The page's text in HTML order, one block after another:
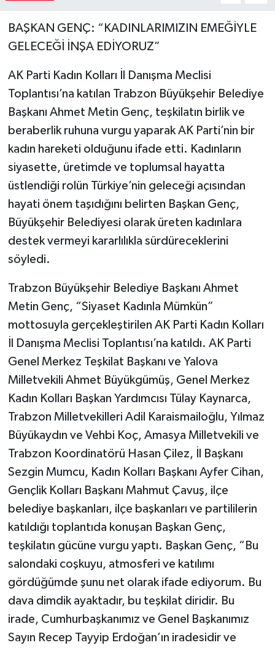
BAŞKAN GENÇ: “KADINLARIMIZIN EMEĞİYLE
GELECEĞİ İNŞA EDİYORUZ”
AK Parti Kadın Kolları İl Danışma Meclisi
Toplantısı’na katılan Trabzon Büyükşehir Belediye
Başkanı Ahmet Metin Genç, teşkilatın birlik ve
beraberlik ruhuna vurgu yaparak AK Parti’nin bir
kadın hareketi olduğunu ifade etti. Kadınların
siyasette, üretimde ve toplumsal hayatta
üstlendiği rolün Türkiye’nin geleceği açısından
hayati önem taşıdığını belirten Başkan Genç,
Büyükşehir Belediyesi olarak üreten kadınlara
destek vermeyi kararlılıkla sürdüreceklerini
söyledi.
Trabzon Büyükşehir Belediye Başkanı Ahmet
Metin Genç, “Siyaset Kadınla Mümkün”
mottosuyla gerçekleştirilen AK Parti Kadın Kolları
İl Danışma Meclisi Toplantısı’na katıldı. AK Parti
Genel Merkez Teşkilat Başkanı ve Yalova
Milletvekili Ahmet Büyükgümüş, Genel Merkez
Kadın Kolları Başkan Yardımcısı Tülay Kaynarca,
Trabzon Milletvekilleri Adil Karaismailoğlu, Yılmaz
Büyükaydın ve Vehbi Koç, Amasya Milletvekili ve
Trabzon Koordinatörü Hasan Çilez, İl Başkanı
Sezgin Mumcu, Kadın Kolları Başkanı Ayfer Cihan,
Gençlik Kolları Başkanı Mahmut Çavuş, ilçe
belediye başkanları, ilçe başkanları ve partililerin
katıldığı toplantıda konuşan Başkan Genç,
teşkilatın gücüne vurgu yaptı. Başkan Genç, “Bu
salondaki coşkuyu, atmosferi ve katılımı
gördüğümde şunu net olarak ifade ediyorum. Bu
dava dimdik ayaktadır, bu teşkilat diridir. Bu
irade, Cumhurbaşkanımız ve Genel Başkanımız
Sayın Recep Tayyip Erdoğan’ın iradesidir ve